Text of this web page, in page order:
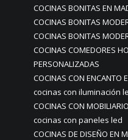
COCINAS BONITAS EN
COCINAS BONITAS
COCINAS BONITAS
COCINAS COMEDORES
PERSONALIZADAS
COCINAS CON ENCANTO
cocinas con iluminación
COCINAS CON
cocinas con paneles led
COCINAS DE DISEÑO EN